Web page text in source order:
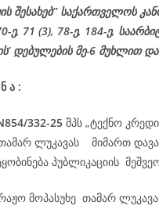
შესახებ’’ საქართველოს
ე, 71 (3), 78-ე, 184-ე,
დებულების მე-6 მუხლით და
ნ ა :
332-25 შპს „ტექნო
ლუკავას მიმართ
პუბლიკაციის
მოპასუხე თამარ